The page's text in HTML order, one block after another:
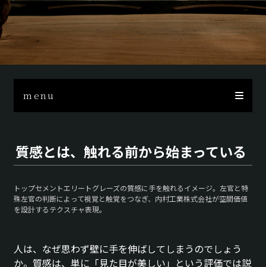
menu
質感とは、触れる前から始まっている
トップセメントエリートグレーズの質感に手を触れるイメージ。左官と特
殊左官の判断によって視覚と触覚をつなぎ、内村工業株式会社が空間価値
を設計するテクスチャ表現。
人は、なぜ思わず壁に手を伸ばしてしまうのでしょう
か。質感は、単に「見た目が美しい」という評価では説